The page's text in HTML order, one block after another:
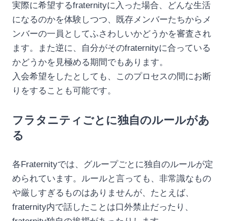
実際に希望するfraternityに入った場合、どんな生活
になるのかを体験しつつ、既存メンバーたちからメ
ンバーの一員としてふさわしいかどうかを審査され
ます。また逆に、自分がそのfraternityに合っている
かどうかを見極める期間でもあります。
入会希望をしたとしても、このプロセスの間にお断
りをすることも可能です。
フラタニティごとに独自のルールがあ
る
各Fraternityでは、グループごとに独自のルールが定
められています。ルールと言っても、非常識なもの
や厳しすぎるものはありませんが、たとえば、
fraternity内で話したことは口外禁止だったり、